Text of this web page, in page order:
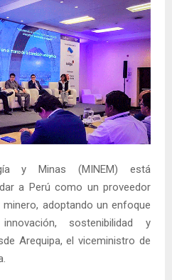
y Minas (MINEM) está
a Perú como un proveedor
adoptando un enfoque
sostenibilidad y
Arequipa, el viceministro de